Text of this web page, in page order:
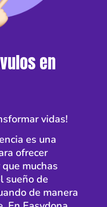
en
vidas!
es una
ofrecer
muchas
sueño de
de manera